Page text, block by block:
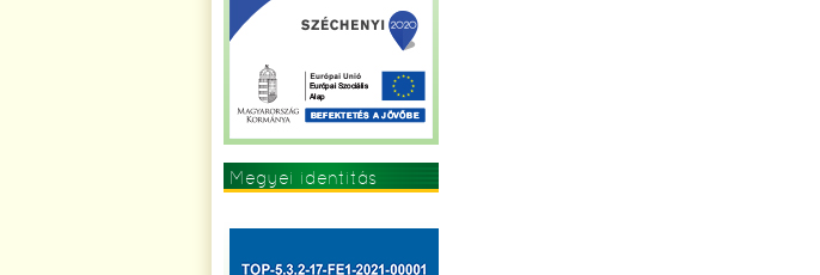
Megyei identitás